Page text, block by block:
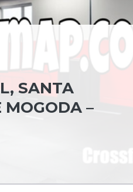
SANTA
MOGODA –